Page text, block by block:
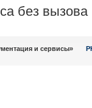
без вызова
и сервисы»